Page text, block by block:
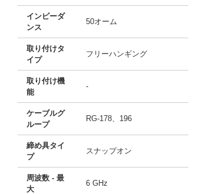
インピーダ
ンス
50オーム
取り付けタ
イプ
フリーハンギング
取り付け機
能
-
ケーブルグ
ループ
RG-178、196
締め具タイ
プ
スナップオン
周波数 - 最
大
6 GHz